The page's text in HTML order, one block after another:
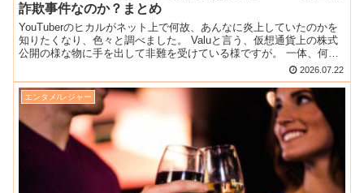
詐欺事件なのか？まとめ
YouTuberのヒカルがネット上で何故、あんなに炎上していたのかを
知りたくなり、色々と調べました。 Valuと言う、仮想通貨上の株式
公開の様な物に手を出して非難を受けている様ですが。 一体、何が
2026.07.22
エンタメ/レジャー